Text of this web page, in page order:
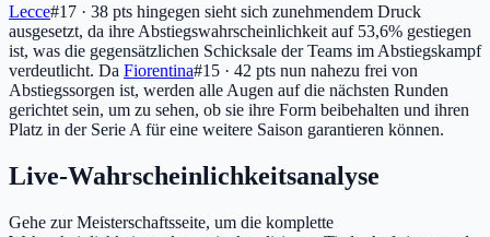
Lecce#17 · 38 pts hingegen sieht sich zunehmendem Druck
ausgesetzt, da ihre Abstiegswahrscheinlichkeit auf 53,6% gestiegen
ist, was die gegensätzlichen Schicksale der Teams im Abstiegskampf
verdeutlicht. Da Fiorentina#15 · 42 pts nun nahezu frei von
Abstiegssorgen ist, werden alle Augen auf die nächsten Runden
gerichtet sein, um zu sehen, ob sie ihre Form beibehalten und ihren
Platz in der Serie A für eine weitere Saison garantieren können.
Live-Wahrscheinlichkeitsanalyse
Gehe zur Meisterschaftsseite, um die komplette